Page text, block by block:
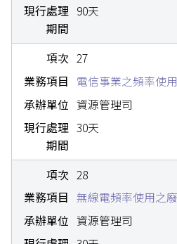
90天
27
電信事業之頻率使
資源管理司
30天
28
無線電頻率使用之
資源管理司